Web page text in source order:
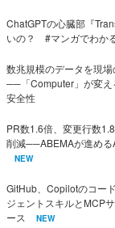
ChatGPTの心臓部『
いの？ #マンガでわか
数兆規模のデータを現
──「Computer」が変え
安全性
PR数1.6倍、変更行数
削減──ABEMAが進める
NEW
GitHub、Copilotのコー
ジェントスキルとMCP
ース
NEW